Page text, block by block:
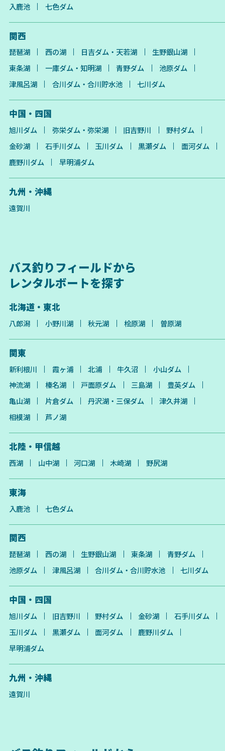
入鹿池 七色ダム
関西
琵琶湖 西の湖 日吉ダム・天若湖
生野銀山湖
東条湖
一庫ダム・知明湖 青野ダム
池原ダム
津風呂湖
合川ダム・合川貯水池 七川ダム
中国・四国
旭川ダム 弥栄ダム・弥栄湖 旧吉野川
野村ダム
金砂湖
石手川ダム 玉川ダム 黒瀬ダム
面河ダム
鹿野川ダム
早明浦ダム
九州・沖縄
遠賀川
バス釣りフィールドから
レンタルボートを探す
北海道・東北
八郎潟 小野川湖 秋元湖 桧原湖 曽原湖
関東
新利根川 霞ヶ浦 北浦 牛久沼
小山ダム
神流湖
榛名湖 戸面原ダム 三島湖
豊英ダム
亀山湖
片倉ダム 丹沢湖・三保ダム
津久井湖
相模湖
芦ノ湖
北陸・甲信越
西湖 山中湖 河口湖 木崎湖 野尻湖
東海
入鹿池 七色ダム
関西
琵琶湖 西の湖 生野銀山湖 東条湖
青野ダム
池原ダム
津風呂湖 合川ダム・合川貯水池 七川ダム
中国・四国
旭川ダム 旧吉野川 野村ダム 金砂湖
石手川ダム
玉川ダム
黒瀬ダム 面河ダム
鹿野川ダム
早明浦ダム
九州・沖縄
遠賀川